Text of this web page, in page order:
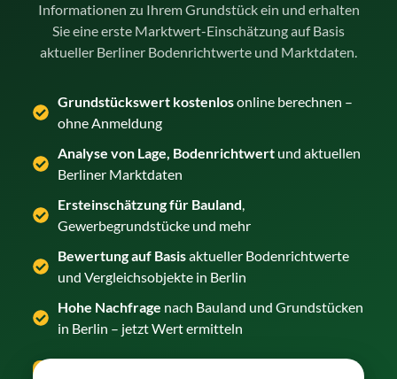
Informationen zu Ihrem Grundstück ein und erhalten
Sie eine erste Marktwert-Einschätzung auf Basis
aktueller Berliner Bodenrichtwerte und Marktdaten.
Grundstückswert kostenlosonline berechnen –
ohne Anmeldung
Analyse von Lage, Bodenrichtwertund aktuellen
Berliner Marktdaten
Ersteinschätzung für Bauland,
Gewerbegrundstücke und mehr
Bewertung auf Basisaktueller Bodenrichtwerte
und Vergleichsobjekte in Berlin
Hohe Nachfrage nach Bauland und Grundstücken
in Berlin – jetzt Wert ermitteln